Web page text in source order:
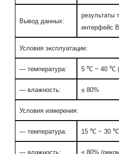
Вывод данных:
результаты
интерфейс
Условия эксплуатации:
— температура: 5 ℃ ~ 40 ℃
— влажность: ≤ 80%
Условия измерения:
— температура: 15 ℃ ~ 30
— влажность: ≤ 80%